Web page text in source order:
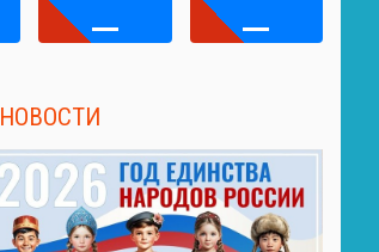
НОВОСТИ